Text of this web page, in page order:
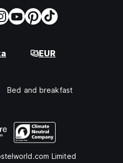
EUR
Bed and breakfast
Limited